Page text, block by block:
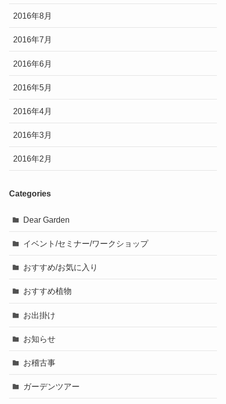
2016年8月
2016年7月
2016年6月
2016年5月
2016年4月
2016年3月
2016年2月
Categories
Dear Garden
イベント/セミナー/ワークショップ
おすすめ/お気に入り
おすすめ植物
お出掛け
お知らせ
お稽古事
ガーデンツアー